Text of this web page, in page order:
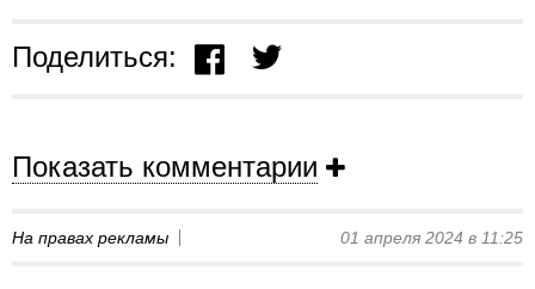
Поделиться:
Показать комментарии
На правах рекламы 01 апреля 2024 в 11:25